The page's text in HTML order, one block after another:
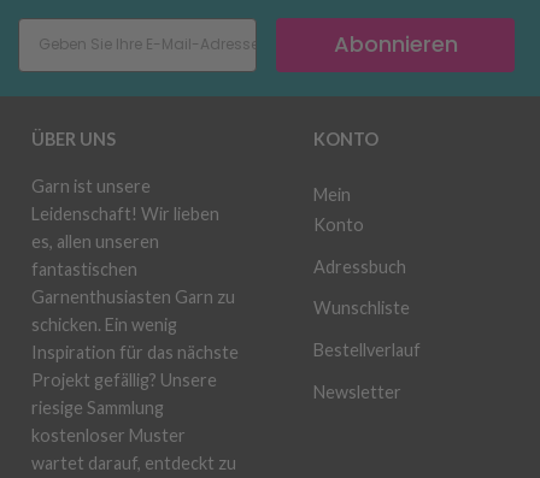
Abonnieren
ÜBER UNS
Garn ist unsere
Leidenschaft! Wir lieben
es, allen unseren
fantastischen
Garnenthusiasten Garn zu
schicken. Ein wenig
Inspiration für das nächste
Projekt gefällig? Unsere
riesige Sammlung
kostenloser Muster
wartet darauf, entdeckt zu
KONTO
Mein
Konto
Adressbuch
Wunschliste
Bestellverlauf
Newsletter